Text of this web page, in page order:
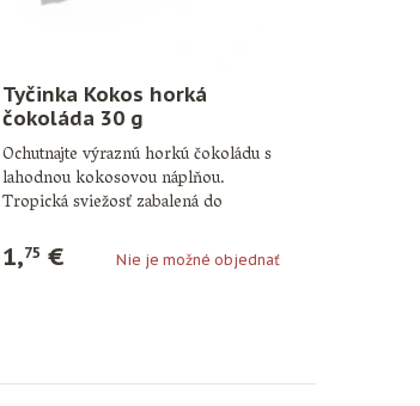
Tyčinka Kokos horká
čokoláda 30 g
Ochutnajte výraznú horkú čokoládu s
lahodnou kokosovou náplňou.
Tropická sviežosť zabalená do
1,75 € Nie je možné objednať